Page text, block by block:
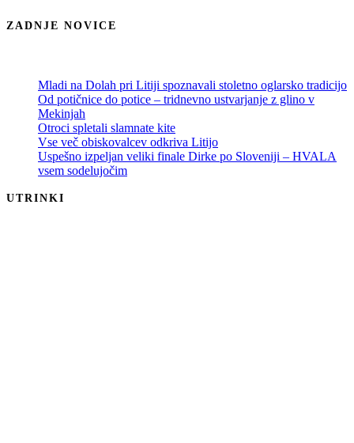
ZADNJE NOVICE
Mladi na Dolah pri Litiji spoznavali stoletno oglarsko tradicijo
Od potičnice do potice – tridnevno ustvarjanje z glino v
Mekinjah
Otroci spletali slamnate kite
Vse več obiskovalcev odkriva Litijo
Uspešno izpeljan veliki finale Dirke po Sloveniji – HVALA
vsem sodelujočim
UTRINKI